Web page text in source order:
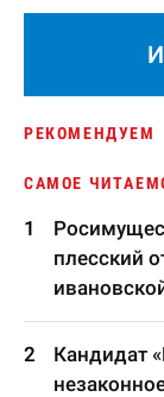
РЕКОМЕНДУЕМ
САМОЕ
плесский
Кандидат